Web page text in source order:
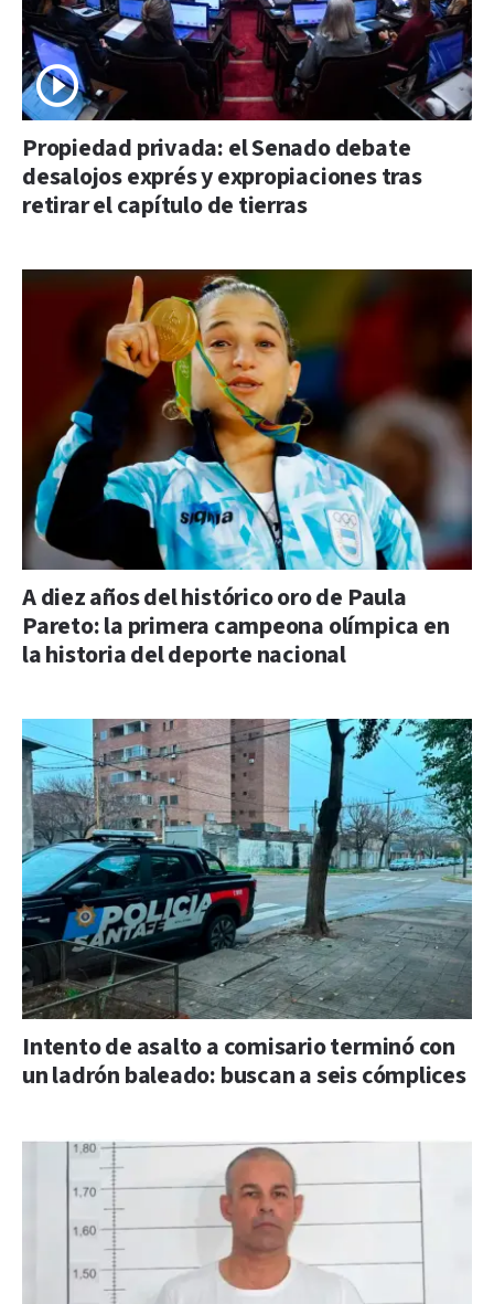
Propiedad privada: el Senado debate
desalojos exprés y expropiaciones tras
retirar el capítulo de tierras
A diez años del histórico oro de Paula
Pareto: la primera campeona olímpica en
la historia del deporte nacional
Intento de asalto a comisario terminó con
un ladrón baleado: buscan a seis cómplices